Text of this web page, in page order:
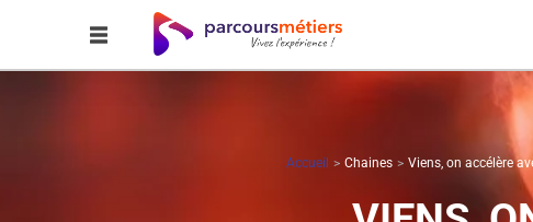
Accueil Chaines Viens, on accélère